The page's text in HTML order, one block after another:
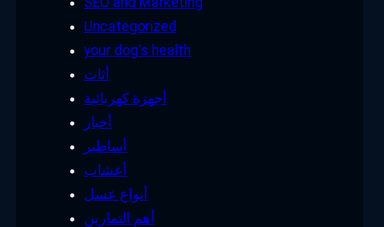
Uncategorized
your dog's health
أثاث
أجهزة كهربائية
أخبار
أساطير
أعشاب
أنواع عسل
أهم التمارين